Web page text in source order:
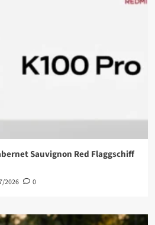
Sauvignon Red Flaggschiff
2026 0